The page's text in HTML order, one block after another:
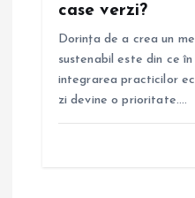
case verzi?
Dorința de a crea un
sustenabil este din ce
integrarea practicilor
zi devine o prioritate.…